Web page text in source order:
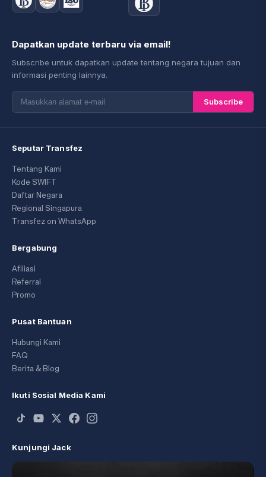
Dapatkan update terbaru via email!
Subscribe untuk dapatkan update tentang negara tujuan dan
informasi penting lainnya.
Subscribe
Seputar Transfez
Tentang Kami
Kode SWIFT
Daftar Negara
Regional Singapura
Transfez on WhatsApp
Bergabung
Afiliasi
Referral
Promo
Pusat Bantuan
Hubungi Kami
FAQ
Berita & Blog
Ikuti Sosial Media Kami
Kunjungi Jack